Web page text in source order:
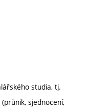
studia, tj.
sjednocení,